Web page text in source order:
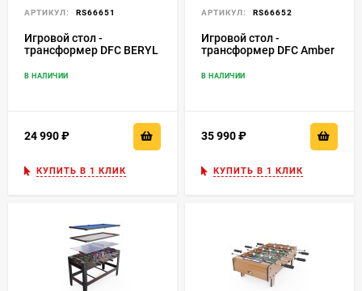
АРТИКУЛ: RS66651
Игровой стол -
трансформер DFC BERYL
В НАЛИЧИИ
24 990
КУПИТЬ В 1 КЛИК
АРТИКУЛ: RS66652
Игровой стол -
трансформер DFC Amber
В НАЛИЧИИ
35 990
КУПИТЬ В 1 КЛИК